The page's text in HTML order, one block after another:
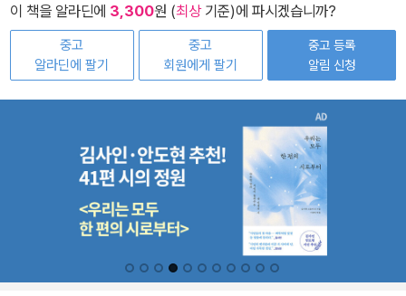
이 책을 알라딘에 3,300원 (최상기준)에 파시겠습니까?
중고
알라딘에 팔기
중고
회원에게 팔기
중고 등록
알림 신청